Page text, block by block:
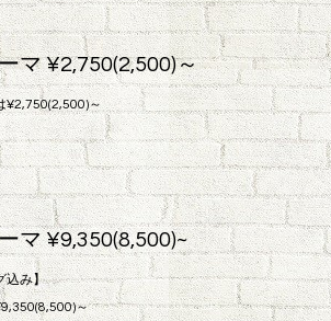
マ ¥2,750(2,500)～
¥2,750(2,500)～
マ ¥9,350(8,500)~
込み】
～